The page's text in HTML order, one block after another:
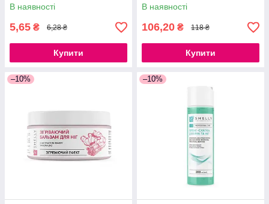
Shelly 4 мл
В наявності
5,65 ₴ 6,28 ₴
Купити
Shelly 30 мл
В наявності
106,20 ₴ 118 ₴
Купити
–10% –10%